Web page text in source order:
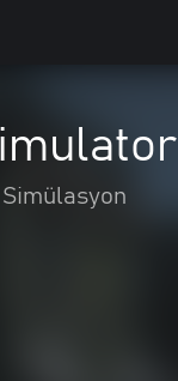
Simülasyon